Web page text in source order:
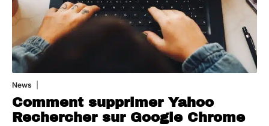
News
Comment supprimer Yahoo
Rechercher sur Google Chrome